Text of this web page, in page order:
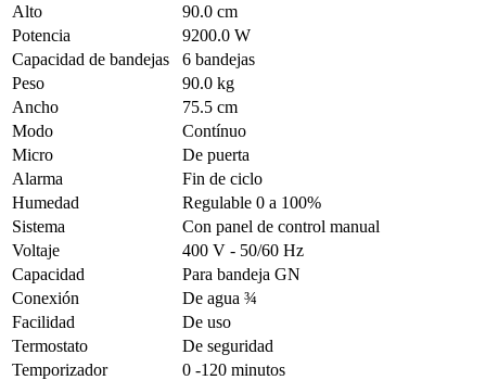
Alto
90.0 cm
Potencia
9200.0 W
Capacidad de bandejas
6 bandejas
Peso
90.0 kg
Ancho
75.5 cm
Modo
Contínuo
Micro
De puerta
Alarma
Fin de ciclo
Humedad
Regulable 0 a 100%
Sistema
Con panel de control manual
Voltaje
400 V - 50/60 Hz
Capacidad
Para bandeja GN
Conexión
De agua ¾
Facilidad
De uso
Termostato
De seguridad
Temporizador
0 -120 minutos